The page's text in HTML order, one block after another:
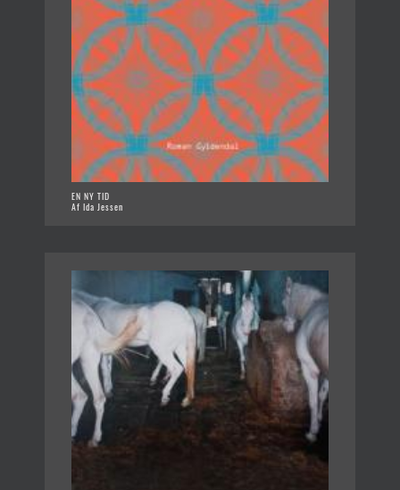
EN NY TID
Af Ida Jessen